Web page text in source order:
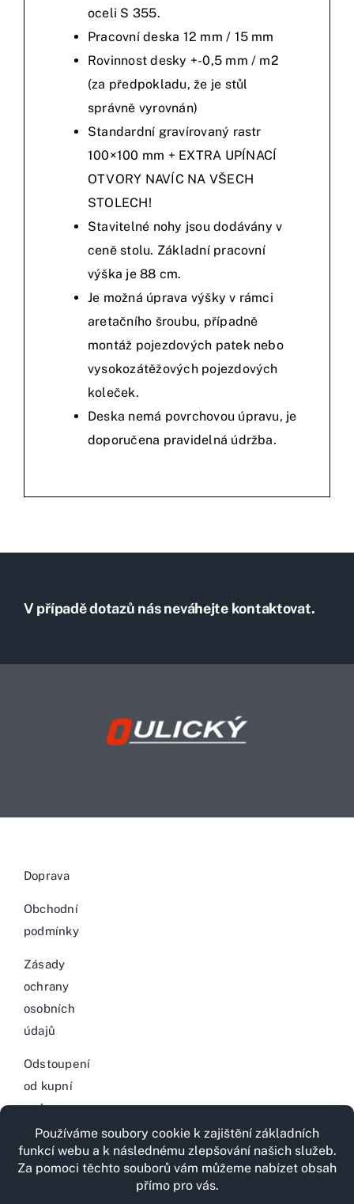
oceli S 355.
Pracovní deska 12 mm / 15 mm
Rovinnost desky +-0,5 mm / m2
(za předpokladu, že je stůl
správně vyrovnán)
Standardní gravírovaný rastr
100×100 mm + EXTRA UPÍNACÍ
OTVORY NAVÍC NA VŠECH
STOLECH!
Stavitelné nohy jsou dodávány v
ceně stolu. Základní pracovní
výška je 88 cm.
Je možná úprava výšky v rámci
aretačního šroubu, případně
montáž pojezdových patek nebo
vysokozátěžových pojezdových
koleček.
Deska nemá povrchovou úpravu, je
doporučena pravidelná údržba.
V případě dotazů nás neváhejte kontaktovat.
Doprava
Obchodní
podmínky
Zásady
ochrany
osobních
údajů
Odstoupení
od kupní
smlouvy